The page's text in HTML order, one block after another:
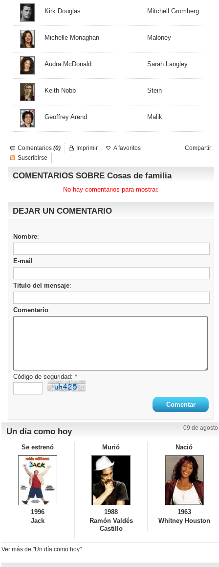
Kirk Douglas Mitchell Gromberg
Michelle Monaghan Maloney
Audra McDonald Sarah Langley
Keith Nobb Stein
Geoffrey Arend Malik
Comentarios (0) Compartir:
Imprimir
A favoritos
Suscribirse
COMENTARIOS SOBRE Cosas de familia
No hay comentarios para mostrar.
DEJAR UN COMENTARIO
Nombre:
E-mail :
Titulo del mensaje:
Comentario:
Código de seguridad: *
Un día como hoy 09 de agosto
Se estrenó
1996
Jack
Murió
1988
Ramón Valdés
Castillo
Nació
1963
Whitney Houston
Ver más de "Un día como hoy"